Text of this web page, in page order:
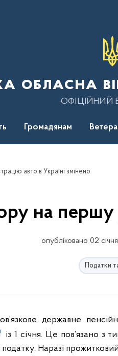
обласна
ОФІЦІЙНИЙ
Громадянам
авто в Україні змінено
на першу
опубліковано 02
Податки
державне
із 1 січня. Це пов’язано з
Наразі